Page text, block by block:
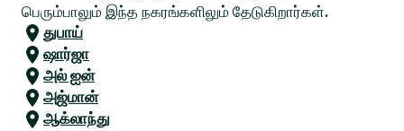
பெரும்பாலும் இந்த நகரங்களிலும் தேடுகிறார்கள்.
துபாய்
ஷார்ஜா
அல் ஐன்
அஜ்மான்
ஆக்லாந்து